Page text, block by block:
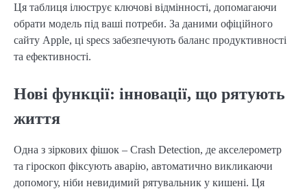
Ця таблиця ілюструє ключові відмінності, допомагаючи
обрати модель під ваші потреби. За даними офіційного
сайту Apple, ці specs забезпечують баланс продуктивності
та ефективності.
Нові функції: інновації, що рятують
життя
Одна з зіркових фішок – Crash Detection, де акселерометр
та гіроскоп фіксують аварію, автоматично викликаючи
допомогу, ніби невидимий рятувальник у кишені. Ця